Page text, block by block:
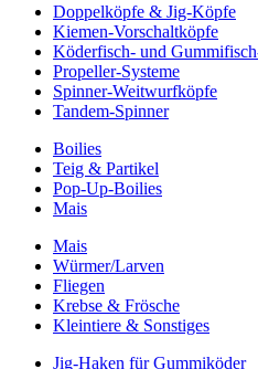
Doppelköpfe & Jig-Köpfe
Kiemen-Vorschaltköpfe
Köderfisch- und
Propeller-Systeme
Spinner-Weitwurfköpfe
Tandem-Spinner
Boilies
Teig & Partikel
Pop-Up-Boilies
Mais
Mais
Würmer/Larven
Fliegen
Krebse & Frösche
Kleintiere & Sonstiges
Jig-Haken für Gummiköder